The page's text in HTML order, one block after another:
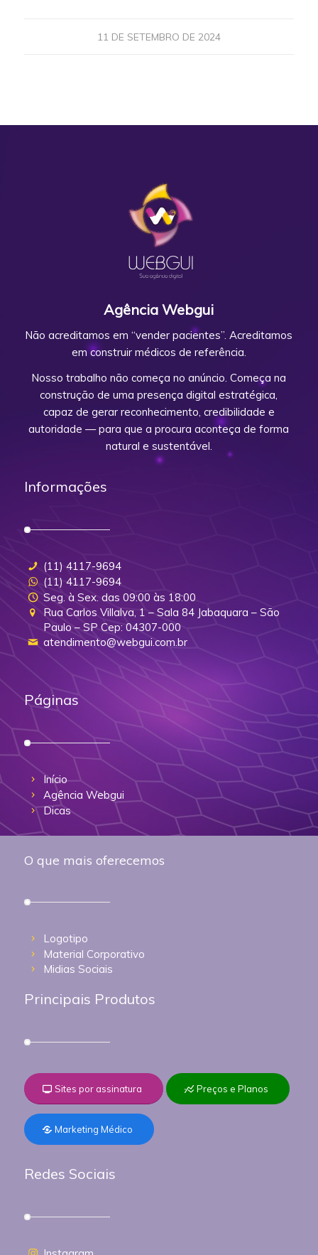
11 DE SETEMBRO DE 2024
Agência Webgui
Não acreditamos em “vender pacientes”. Acreditamos
em construir médicos de referência.
Nosso trabalho não começa no anúncio. Começa na
construção de uma presença digital estratégica,
capaz de gerar reconhecimento, credibilidade e
autoridade — para que a procura aconteça de forma
natural e sustentável.
Informações
(11) 4117-9694
(11) 4117-9694
Seg. à Sex. das 09:00 às 18:00
Rua Carlos Villalva, 1 – Sala 84 Jabaquara – São
Paulo – SP Cep: 04307-000
atendimento@webgui.com.br
Páginas
Início
Agência Webgui
Dicas
O que mais oferecemos
Logotipo
Material Corporativo
Midias Sociais
Principais Produtos
Sites por assinatura Preços e Planos
Marketing Médico
Redes Sociais